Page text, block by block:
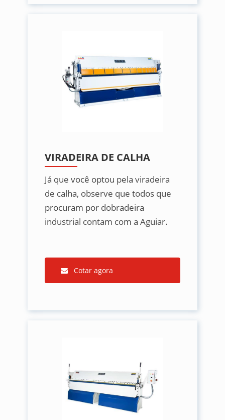
VIRADEIRA DE CALHA
Já que você optou pela viradeira
de calha, observe que todos que
procuram por dobradeira
industrial contam com a Aguiar.
Cotar agora